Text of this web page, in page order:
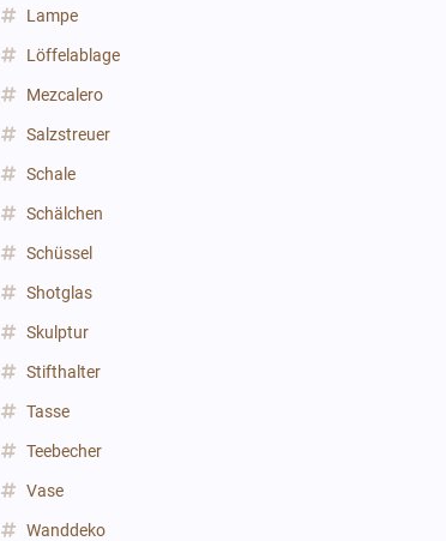
Lampe
Löffelablage
Mezcalero
Salzstreuer
Schale
Schälchen
Schüssel
Shotglas
Skulptur
Stifthalter
Tasse
Teebecher
Vase
Wanddeko